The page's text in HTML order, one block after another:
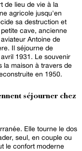
de lieu de vie à la
agricole jusqu'en
sa destruction et
cave, ancienne
Il séjourne de
1931. Le souvenir
la maison à travers de
en 1950.
séjourner chez
Elle tourne le dos
seul, en couple ou
le confort moderne